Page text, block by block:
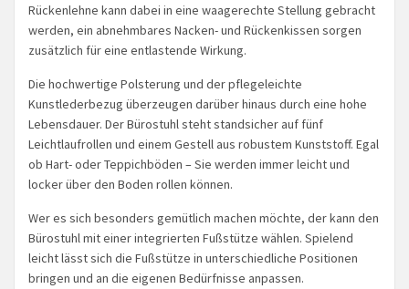
Rückenlehne kann dabei in eine waagerechte Stellung gebracht
werden, ein abnehmbares Nacken- und Rückenkissen sorgen
zusätzlich für eine entlastende Wirkung.
Die hochwertige Polsterung und der pflegeleichte
Kunstlederbezug überzeugen darüber hinaus durch eine hohe
Lebensdauer. Der Bürostuhl steht standsicher auf fünf
Leichtlaufrollen und einem Gestell aus robustem Kunststoff. Egal
ob Hart- oder Teppichböden – Sie werden immer leicht und
locker über den Boden rollen können.
Wer es sich besonders gemütlich machen möchte, der kann den
Bürostuhl mit einer integrierten Fußstütze wählen. Spielend
leicht lässt sich die Fußstütze in unterschiedliche Positionen
bringen und an die eigenen Bedürfnisse anpassen.